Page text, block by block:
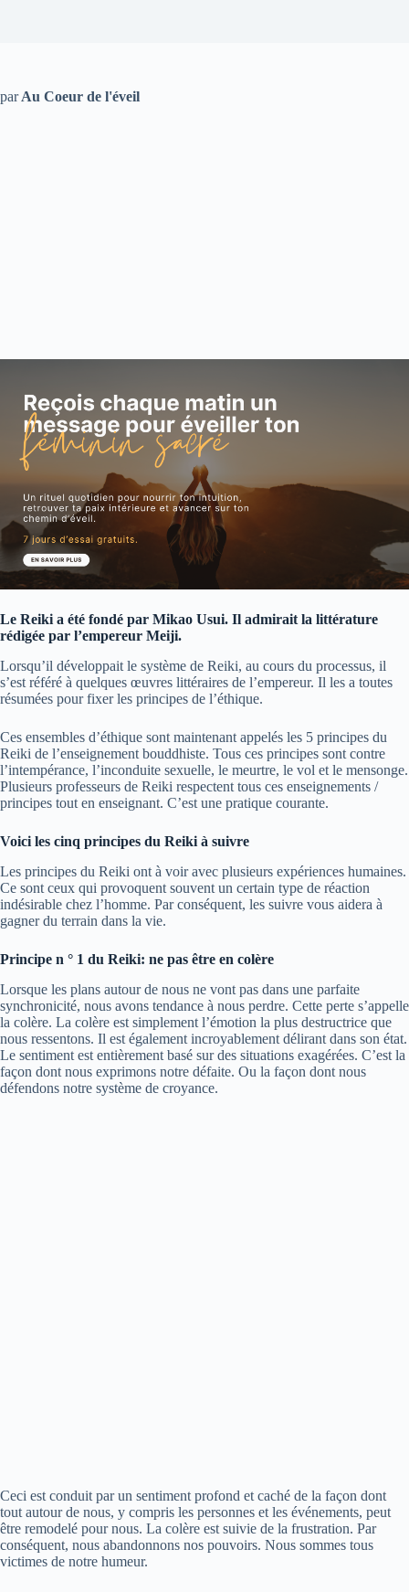
parAu Coeur de l'éveil
Le Reiki a été fondé par Mikao Usui. Il admirait la littérature
rédigée par l’empereur Meiji.
Lorsqu’il développait le système de Reiki, au cours du processus, il
s’est référé à quelques œuvres littéraires de l’empereur. Il les a toutes
résumées pour fixer les principes de l’éthique.
Ces ensembles d’éthique sont maintenant appelés les 5 principes du
Reiki de l’enseignement bouddhiste. Tous ces principes sont contre
l’intempérance, l’inconduite sexuelle, le meurtre, le vol et le mensonge.
Plusieurs professeurs de Reiki respectent tous ces enseignements /
principes tout en enseignant. C’est une pratique courante.
Voici les cinq principes du Reiki à suivre
Les principes du Reiki ont à voir avec plusieurs expériences humaines.
Ce sont ceux qui provoquent souvent un certain type de réaction
indésirable chez l’homme. Par conséquent, les suivre vous aidera à
gagner du terrain dans la vie.
Principe n ° 1 du Reiki: ne pas être en colère
Lorsque les plans autour de nous ne vont pas dans une parfaite
synchronicité, nous avons tendance à nous perdre. Cette perte s’appelle
la colère. La colère est simplement l’émotion la plus destructrice que
nous ressentons. Il est également incroyablement délirant dans son état.
Le sentiment est entièrement basé sur des situations exagérées. C’est la
façon dont nous exprimons notre défaite. Ou la façon dont nous
défendons notre système de croyance.
Ceci est conduit par un sentiment profond et caché de la façon dont
tout autour de nous, y compris les personnes et les événements, peut
être remodelé pour nous. La colère est suivie de la frustration. Par
conséquent, nous abandonnons nos pouvoirs. Nous sommes tous
victimes de notre humeur.